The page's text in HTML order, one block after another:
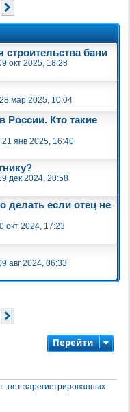
бани
окт 2025, 18:28
28 мар 2025, 10:04
России. Кто такие
21 янв 2025, 16:40
дек 2024, 20:58
делать если отец не
окт 2024, 17:23
авг 2024, 06:33
Перейти
нет зарегистрированных